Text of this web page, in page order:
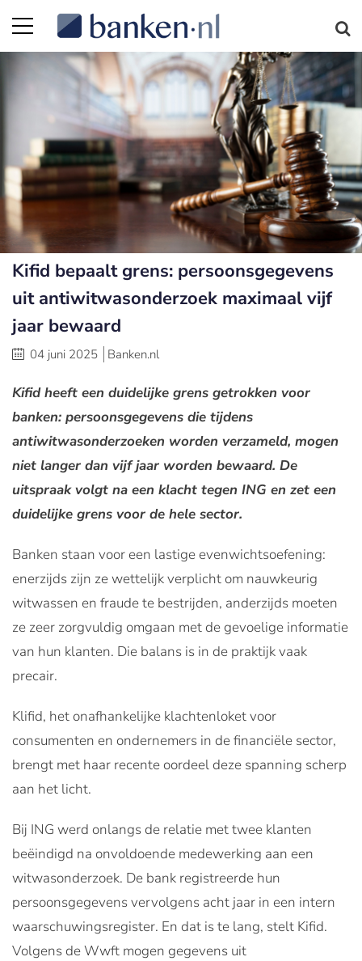
Kifid bepaalt grens: persoonsgegevens
uit antiwitwasonderzoek maximaal vijf
jaar bewaard
04 juni 2025 Banken.nl
Kifid heeft een duidelijke grens getrokken voor
banken: persoonsgegevens die tijdens
antiwitwasonderzoeken worden verzameld, mogen
niet langer dan vijf jaar worden bewaard. De
uitspraak volgt na een klacht tegen ING en zet een
duidelijke grens voor de hele sector.
Banken staan voor een lastige evenwichtsoefening:
enerzijds zijn ze wettelijk verplicht om nauwkeurig
witwassen en fraude te bestrijden, anderzijds moeten
ze zeer zorgvuldig omgaan met de gevoelige informatie
van hun klanten. Die balans is in de praktijk vaak
precair.
Klifid, het onafhankelijke klachtenloket voor
consumenten en ondernemers in de financiële sector,
brengt met haar recente oordeel deze spanning scherp
aan het licht.
Bij ING werd onlangs de relatie met twee klanten
beëindigd na onvoldoende medewerking aan een
witwasonderzoek. De bank registreerde hun
persoonsgegevens vervolgens acht jaar in een intern
waarschuwingsregister. En dat is te lang, stelt Kifid.
Volgens de Wwft mogen gegevens uit